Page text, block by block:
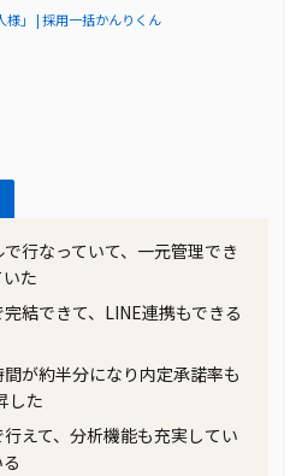
たため、応募者の対応
ていたため、手間が増
策
入することで、複数の
化し、管理作業を効率
、説明会の予約枠を作
を一元的に送信でき
た、学内セミナーで接
エントリーフォームを
した。
」 | 採用一括かんりくん
行なっていて、一元管理でき
た
結できて、LINE連携もできる
が約半分になり内定承諾率も
した
えて、分析機能も充実してい